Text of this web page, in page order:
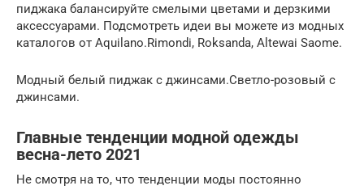
пиджака балансируйте смелыми цветами и дерзкими
аксессуарами. Подсмотреть идеи вы можете из модных
каталогов от Aquilano.Rimondi, Roksanda, Altewai Saome.
Модный белый пиджак с джинсами.Светло-розовый с
джинсами.
Главные тенденции модной одежды
весна-лето 2021
Не смотря на то, что тенденции моды постоянно